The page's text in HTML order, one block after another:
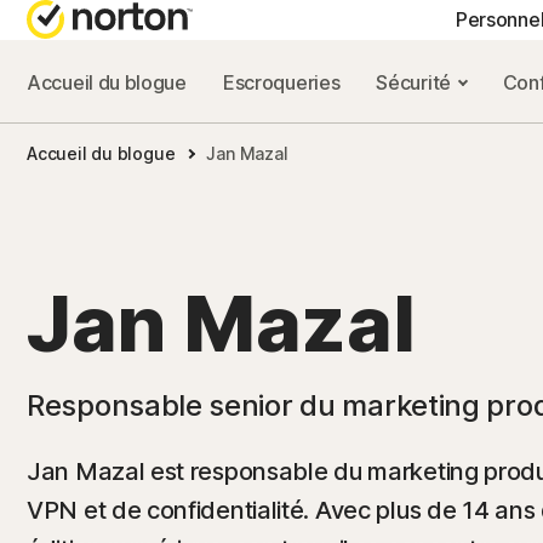
FORFAITS TOUT-
Norton 360 Standard
BLOG NORTON
Accueil du blogue Escroqueries Sécurité
Accueil du blogue Jan Mazal
Jan Mazal
Responsable senior du marketing
Jan Mazal est responsable du marketing
VPN et de confidentialité. Avec plus de 14